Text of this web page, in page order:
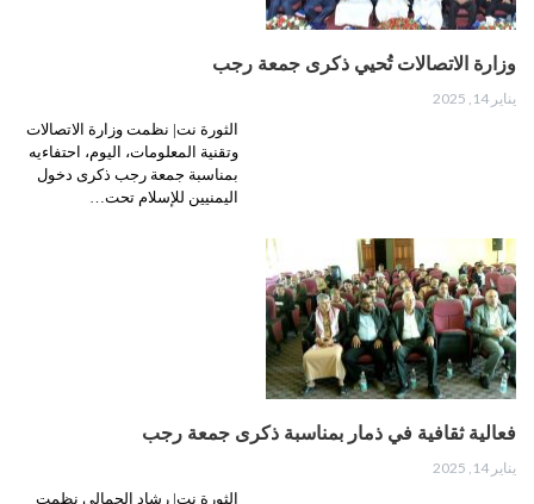
وزارة الاتصالات تُحيي ذكرى جمعة رجب
يناير 14, 2025
الثورة نت| نظمت وزارة الاتصالات
وتقنية المعلومات، اليوم، احتفاءيه
بمناسبة جمعة رجب ذكرى دخول
اليمنيين للإسلام تحت…
فعالية ثقافية في ذمار بمناسبة ذكرى جمعة رجب
يناير 14, 2025
الثورة نت| رشاد الجمالي نظمت